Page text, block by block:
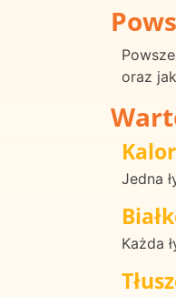
oraz
Jedna
Każda